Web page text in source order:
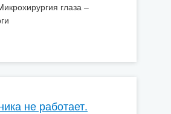
глаза –
не работает.